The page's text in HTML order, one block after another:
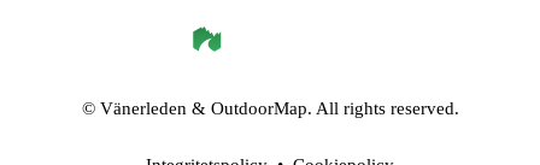
© Vänerleden& OutdoorMap. All rights reserved.